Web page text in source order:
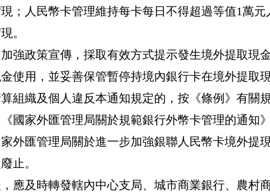
；人民幣卡管理維持每卡每日不得超過等值1萬元
。
強政策宣傳，採取有效方式提示發生境外提取現
使用，並妥善保管暫停持境內銀行卡在境外提取現
組織及個人違反本通知規定的，按《條例》有關規
國家外匯管理局關於規範銀行外幣卡管理的通知
外匯管理局關於進一步加強銀聯人民幣卡境外提現
止。
應及時轉發轄內中心支局、城市商業銀行、農村